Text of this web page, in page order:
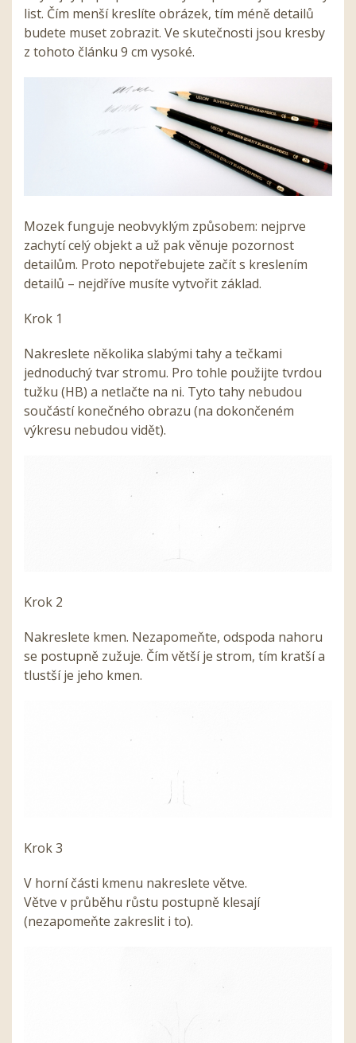
list. Čím menší kreslíte obrázek, tím méně detailů
budete muset zobrazit. Ve skutečnosti jsou kresby
z tohoto článku 9 cm vysoké.
Mozek funguje neobvyklým způsobem: nejprve
zachytí celý objekt a už pak věnuje pozornost
detailům. Proto nepotřebujete začít s kreslením
detailů – nejdříve musíte vytvořit základ.
Krok 1
Nakreslete několika slabými tahy a tečkami
jednoduchý tvar stromu. Pro tohle použijte tvrdou
tužku (HB) a netlačte na ni. Tyto tahy nebudou
součástí konečného obrazu (na dokončeném
výkresu nebudou vidět).
Krok 2
Nakreslete kmen. Nezapomeňte, odspoda nahoru
se postupně zužuje. Čím větší je strom, tím kratší a
tlustší je jeho kmen.
Krok 3
V horní části kmenu nakreslete větve.
Větve v průběhu růstu postupně klesají
(nezapomeňte zakreslit i to).